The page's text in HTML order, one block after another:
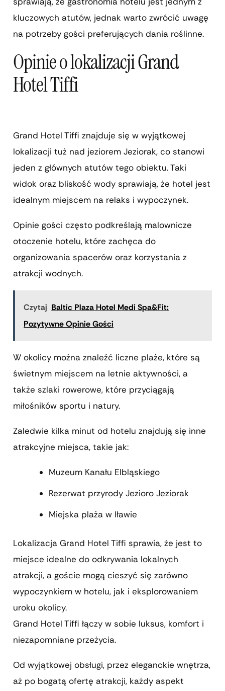
kluczowych atutów, jednak warto zwrócić uwagę
na potrzeby gości preferujących dania roślinne.
Opinie o lokalizacji Grand
Hotel Tiffi
Grand Hotel Tiffi znajduje się w wyjątkowej
lokalizacji tuż nad jeziorem Jeziorak, co stanowi
jeden z głównych atutów tego obiektu. Taki
widok oraz bliskość wody sprawiają, że hotel jest
idealnym miejscem na relaks i wypoczynek.
Opinie gości często podkreślają malownicze
otoczenie hotelu, które zachęca do
organizowania spacerów oraz korzystania z
atrakcji wodnych.
Czytaj Baltic Plaza Hotel Medi Spa&Fit:
Pozytywne Opinie Gości
W okolicy można znaleźć liczne plaże, które są
świetnym miejscem na letnie aktywności, a
także szlaki rowerowe, które przyciągają
miłośników sportu i natury.
Zaledwie kilka minut od hotelu znajdują się inne
atrakcyjne miejsca, takie jak:
Muzeum Kanału Elbląskiego
Rezerwat przyrody Jezioro Jeziorak
Miejska plaża w Iławie
Lokalizacja Grand Hotel Tiffi sprawia, że jest to
miejsce idealne do odkrywania lokalnych
atrakcji, a goście mogą cieszyć się zarówno
wypoczynkiem w hotelu, jak i eksplorowaniem
uroku okolicy.
Grand Hotel Tiffi łączy w sobie luksus, komfort i
niezapomniane przeżycia.
Od wyjątkowej obsługi, przez eleganckie wnętrza,
aż po bogatą ofertę atrakcji, każdy aspekt